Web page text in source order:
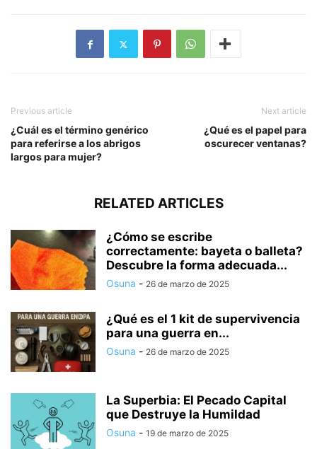
Previous article
¿Cuál es el término genérico
para referirse a los abrigos
largos para mujer?
Next article
¿Qué es el papel para
oscurecer ventanas?
RELATED ARTICLES
¿Cómo se escribe
correctamente: bayeta o balleta?
Descubre la forma adecuada...
Osuna - 26 de marzo de 2025
¿Qué es el 1 kit de supervivencia
para una guerra en...
Osuna - 26 de marzo de 2025
La Superbia: El Pecado Capital
que Destruye la Humildad
Osuna - 19 de marzo de 2025